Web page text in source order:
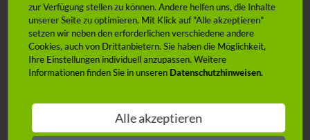
TÜV Saarland zertifiziert die neuen Allgemeinen
Rechtsschutzbedingungen als besonders verständlich
Weiterer Baustein der „Smart Insurance“-Offensive der Generali
Gruppe
Hamburg, 24. Februar 2016 – ADVOCARD, die
ihren 360°-PRIVAT-Rechtsschutz um einen umfassenden Schutz zur
Absicherung vor Identitätsmissbrauch im Internet. Ebenfalls neu ist
die kostenfreie Online-Rechtsberatung mit Antwortgarantie an
zur Verfügung stellen zu können. Andere helfen uns, die Inhalte
unserer Seite zu optimieren. Mit Klick auf "Alle akzeptieren"
setzen wir neben den erforderlichen verschiedene andere
Cookies, auch von Drittanbietern. Sie haben die Möglichkeit,
Ihre Einstellungen individuell anzupassen. Weitere
Informationen finden Sie in unseren Datenschutzhinweisen.
Alle akzeptieren